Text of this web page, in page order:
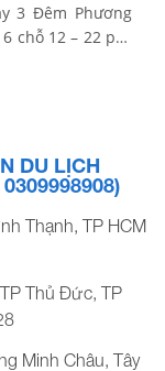
3 Đêm Phương
chỗ 12 – 22 pax
DU LỊCH
Thạnh, TP HCM
Thủ Đức, TP
Minh Châu, Tây